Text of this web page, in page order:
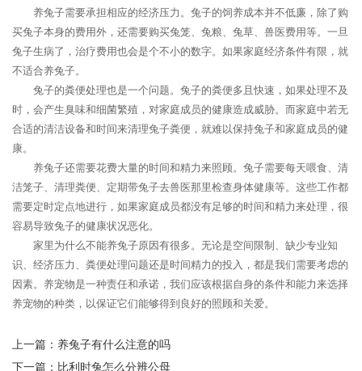
养兔子需要承担相应的经济压力。兔子的饲养成本并不低廉，除了购
买兔子本身的费用外，还需要购买兔笼、兔粮、兔草、兽医费用等。一旦
兔子生病了，治疗费用也会是个不小的数字。如果家庭经济条件有限，就
不适合养兔子。
兔子的粪便处理也是一个问题。兔子的粪便多且快速，如果处理不及
时，会产生臭味和细菌繁殖，对家庭成员的健康造成威胁。而家庭中若无
合适的清洁设备和时间来清理兔子粪便，就难以保持兔子和家庭成员的健
康。
养兔子还需要花费大量的时间和精力来照顾。兔子需要每天喂食、清
洁笼子、清理粪便、定期带兔子去兽医那里检查身体健康等。这些工作都
需要定时定点地进行，如果家庭成员都没有足够的时间和精力来处理，很
容易导致兔子的健康状况恶化。
家里为什么不能养兔子原因有很多。无论是空间限制、缺少专业知
识、经济压力、粪便处理问题还是时间精力的投入，都是我们需要考虑的
因素。养宠物是一种责任和承诺，我们应该根据自身的条件和能力来选择
养宠物的种类，以保证它们能够得到良好的照顾和关爱。
上一篇： 养兔子有什么注意的吗
下一篇： 比利时兔怎么分辨公母